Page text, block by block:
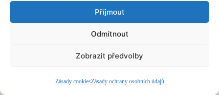
Příjmout
Odmítnout
Zobrazit předvolby
Zásady cookiesZásady ochrany osobních údajů
©2026 HISvoice – design a admin